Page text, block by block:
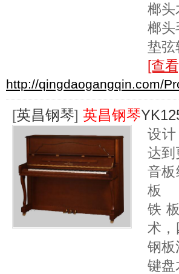
榔头
榔头
垫弦
[查
http://qingdaogangqin.com/
[英昌钢琴] 英昌钢琴
设
达到
音板
板
铁
术
钢板
键盘